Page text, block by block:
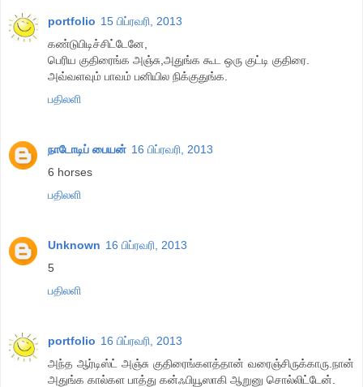
portfolio 15 பிப்ரவரி, 2013
கண்டுபிடிச்சிட்டேனே,
பெரிய குதிரைங்க அஞ்சு,அதுங்க கூட ஒரு குட்டி குதிரை.
அவ்வளவும் பாவம் பனியில நிக்குதுங்க.
பதிலளி
நாடோடிப் பையன் 16 பிப்ரவரி, 2013
6 horses
பதிலளி
Unknown 16 பிப்ரவரி, 2013
5
பதிலளி
portfolio 16 பிப்ரவரி, 2013
அந்த ஆர்டிஸ்ட் அஞ்சு குதிரைங்களத்தான் வரைஞ்சிருக்காரு.நான்
அதுங்க கால்கள பாத்து கன்ஃபியூஸாகி ஆறுனு சொல்லிட்டேன்.